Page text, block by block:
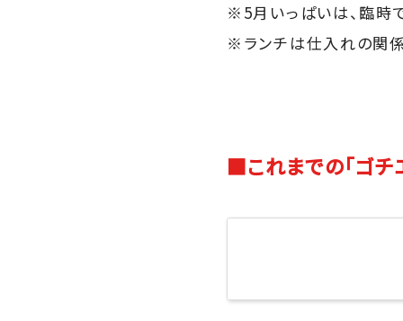
※5月いっぱいは、臨時
※ランチは仕入れの関係
■これまでの「ゴチ